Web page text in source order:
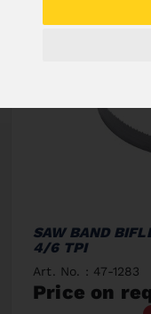
SAW BAND
4/6 TPI
Art. No. : 47-1283
Price on